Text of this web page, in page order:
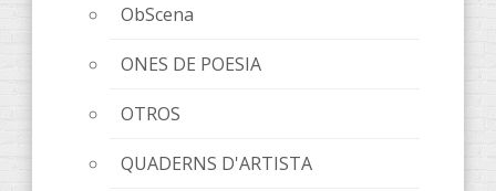
ObScena
ONES DE POESIA
OTROS
QUADERNS D'ARTISTA